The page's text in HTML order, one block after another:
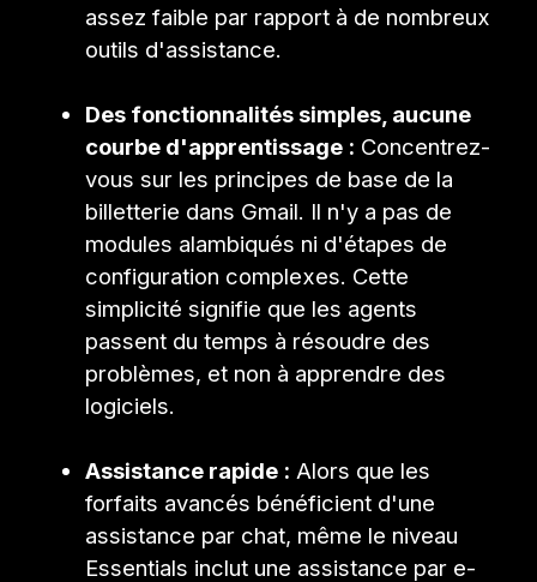
assez faible par rapport à de nombreux
outils d'assistance.
Des fonctionnalités simples, aucune
courbe d'apprentissage : Concentrez-
vous sur les principes de base de la
billetterie dans Gmail. Il n'y a pas de
modules alambiqués ni d'étapes de
configuration complexes. Cette
simplicité signifie que les agents
passent du temps à résoudre des
problèmes, et non à apprendre des
logiciels.
Assistance rapide : Alors que les
forfaits avancés bénéficient d'une
assistance par chat, même le niveau
Essentials inclut une assistance par e-